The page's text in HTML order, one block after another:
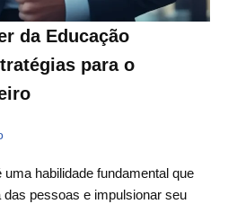
da Educação
para o
habilidade fundamental que
pessoas e impulsionar seu